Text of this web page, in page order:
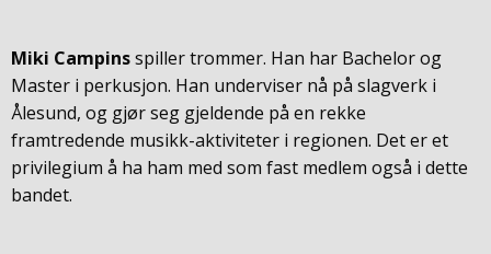
Miki Campinsspiller trommer. Han har Bachelor og
Master i perkusjon. Han underviser nå på slagverk i
Ålesund, og gjør seg gjeldende på en rekke
framtredende musikk-aktiviteter i regionen. Det er et
privilegium å ha ham med som fast medlem også i dette
bandet.